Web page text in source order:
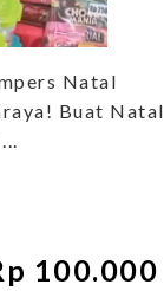
Natal
Buat Natal
100.000